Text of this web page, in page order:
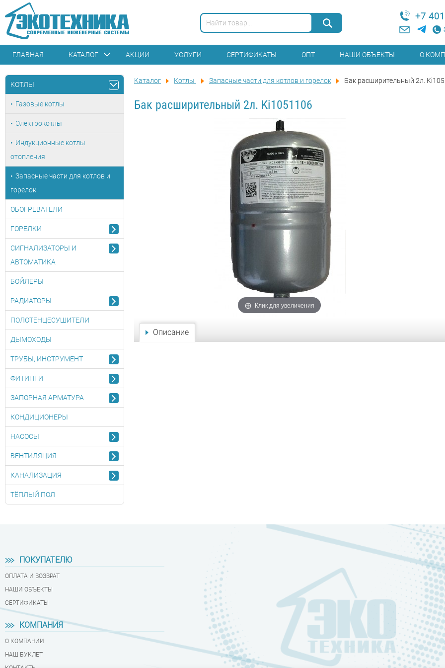
+7
ГЛАВНАЯ КАТАЛОГ АКЦИИ УСЛУГИ СЕРТИФИКАТЫ ОПТ НАШИ ОБЪЕКТЫ О
Каталог Котлы Запасные части для котлов и горелок Бак расширительный 2л.
Бак расширительный 2л. Ki1051106
Клик для увеличения
Описание
КОТЛЫ
Газовые котлы
Электрокотлы
Индукционные котлы
отопления
Запасные части для котлов и
горелок
ОБОГРЕВАТЕЛИ
ГОРЕЛКИ
СИГНАЛИЗАТОРЫ И
АВТОМАТИКА
БОЙЛЕРЫ
РАДИАТОРЫ
ПОЛОТЕНЦЕСУШИТЕЛИ
ДЫМОХОДЫ
ТРУБЫ, ИНСТРУМЕНТ
ФИТИНГИ
ЗАПОРНАЯ АРМАТУРА
КОНДИЦИОНЕРЫ
НАСОСЫ
ВЕНТИЛЯЦИЯ
КАНАЛИЗАЦИЯ
ТЁПЛЫЙ ПОЛ
ПОКУПАТЕЛЮ
ОПЛАТА И ВОЗВРАТ
НАШИ ОБЪЕКТЫ
СЕРТИФИКАТЫ
КОМПАНИЯ
О КОМПАНИИ
НАШ БУКЛЕТ